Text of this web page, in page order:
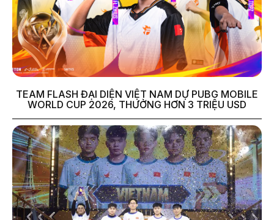
TEAM FLASH ĐẠI DIỆN VIỆT NAM DỰ PUBG MOBILE
WORLD CUP 2026, THƯỞNG HƠN 3 TRIỆU USD